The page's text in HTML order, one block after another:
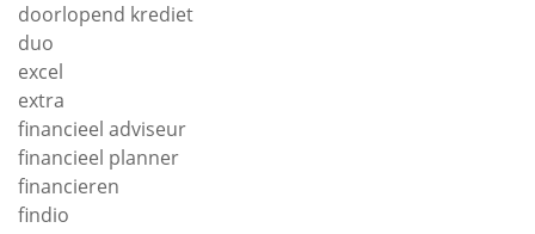
doorlopend krediet
duo
excel
extra
financieel adviseur
financieel planner
financieren
findio